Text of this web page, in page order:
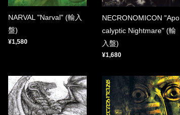
NARVAL "Narval" (輸入
盤)
¥1,580
NECRONOMICON "Apo
calyptic Nightmare" (輸
入盤)
¥1,680